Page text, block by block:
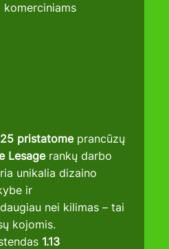
pristatome prancūzų
Lesage rankų darbo
unikalia dizaino
ir
nei kilimas – tai
kojomis.
1.13